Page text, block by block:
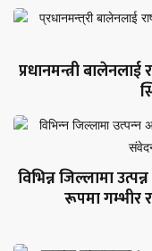
प्रधानमन्त्री
विभिन्न जिल्लामा
रूपमा गम्भीर